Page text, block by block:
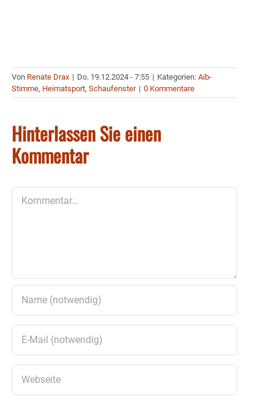
Von Renate Drax | Do. 19.12.2024 - 7:55 | Kategorien: Aib-
Stimme, Heimatsport, Schaufenster | 0 Kommentare
Hinterlassen Sie einen
Kommentar